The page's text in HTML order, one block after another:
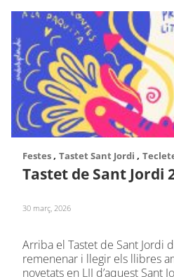
Festes, Tastet Sant Jordi ,
Tastet de Sant Jordi
30 març, 2026
Arriba el Tastet de Sant Jordi
remenenar i llegir els llibres
novetats en LIJ d’aquest Sant